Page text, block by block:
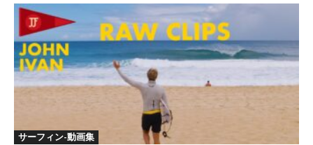
サーフィン-動画集